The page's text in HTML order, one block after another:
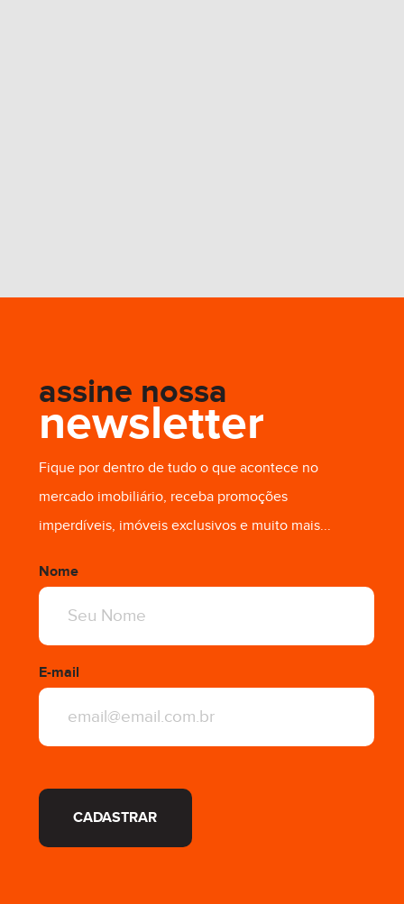
assine nossa
newsletter
Fique por dentro de tudo o que acontece no
mercado imobiliário, receba promoções
imperdíveis, imóveis exclusivos e muito mais...
Nome
E-mail
CADASTRAR